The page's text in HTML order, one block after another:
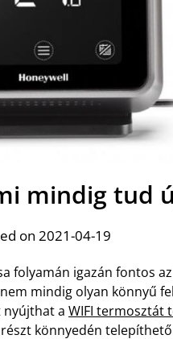
mindig tud
on 2021-04-19
folyamán igazán fontos
mindig olyan könnyű
nyújthat a WIFI termosztát
könnyedén